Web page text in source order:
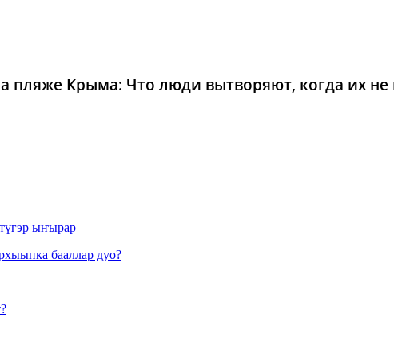
пляже Крыма: Что люди вытворяют, когда их не
ыҥырар
бааллар дуо?